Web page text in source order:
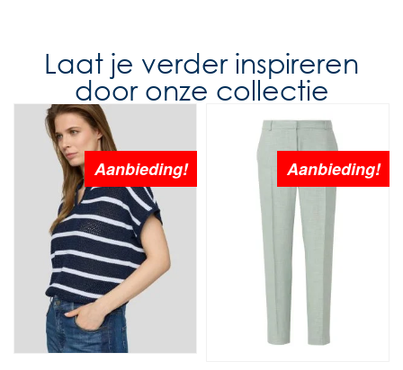
Laat je verder inspireren
door onze collectie
Aanbieding! Aanbieding!